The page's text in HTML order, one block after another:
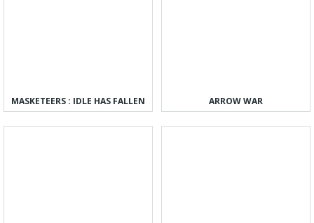
MASKETEERS : IDLE HAS FALLEN ARROW WAR